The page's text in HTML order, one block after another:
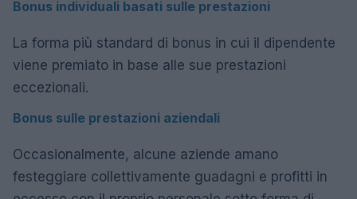
Bonus individuali basati sulle prestazioni
La forma più standard di bonus in cui il dipendente
viene premiato in base alle sue prestazioni
eccezionali.
Bonus sulle prestazioni aziendali
Occasionalmente, alcune aziende amano
festeggiare collettivamente guadagni e profitti in